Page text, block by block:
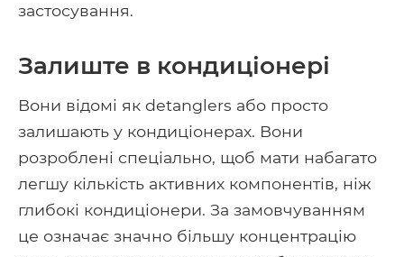
застосування.
Залиште в кондиціонері
Вони відомі як detanglers або просто
залишають у кондиціонерах. Вони
розроблені спеціально, щоб мати набагато
легшу кількість активних компонентів, ніж
глибокі кондиціонери. За замовчуванням
це означає значно більшу концентрацію